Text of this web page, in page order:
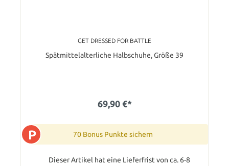
GET DRESSED FOR BATTLE
Spätmittelalterliche Halbschuhe, Größe 39
69,90 €*
P 70 Bonus Punkte sichern
Dieser Artikel hat eine Lieferfrist von ca. 6-8